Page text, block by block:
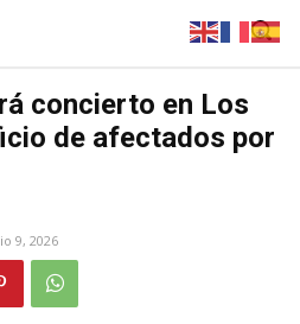
concierto en Los
de afectados por
9, 2026